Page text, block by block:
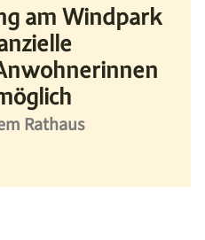
am Windpark
Rathaus